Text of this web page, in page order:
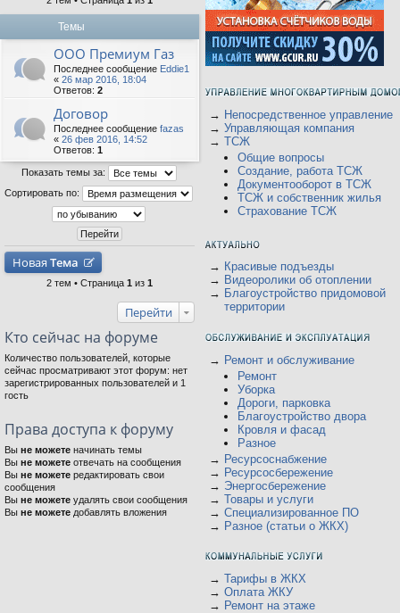
Темы
ООО Премиум Газ
Последнее сообщение Eddie1
« 26 мар 2016, 18:04
Ответов: 2
Договор
Последнее сообщение fazas
« 26 фев 2016, 14:52
Ответов: 1
Показать темы за:
Сортировать по:
Новая Тема
2 тем • Страница 1 из 1
Перейти
Кто сейчас на форуме
Количество пользователей, которые
сейчас просматривают этот форум: нет
зарегистрированных пользователей и 1
гость
Права доступа к форуму
Вы не можете начинать темы
Вы не можете отвечать на сообщения
Вы не можете редактировать свои
сообщения
Вы не можете удалять свои сообщения
Вы не можете добавлять вложения
→ Непосредственное управление
→ Управляющая компания
→ ТСЖ
Общие вопросы
Создание, работа ТСЖ
Документооборот в ТСЖ
ТСЖ и собственник жилья
Страхование ТСЖ
→ Красивые подъезды
→ Видеоролики об отоплении
→ Благоустройство придомовой
территории
→ Ремонт и обслуживание
Ремонт
Уборка
Дороги, парковка
Благоустройство двора
Кровля и фасад
Разное
→ Ресурсоснабжение
→ Ресурсосбережение
→ Энергосбережение
→ Товары и услуги
→ Специализированное ПО
→ Разное (статьи о ЖКХ)
→ Тарифы в ЖКХ
→ Оплата ЖКУ
→ Ремонт на этаже